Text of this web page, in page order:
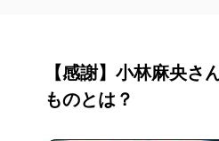
【感謝】小林麻央さ
ものとは？